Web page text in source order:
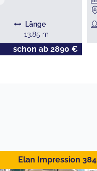
Länge
13.85 m
schon ab 2890 €
Elan Impression 384